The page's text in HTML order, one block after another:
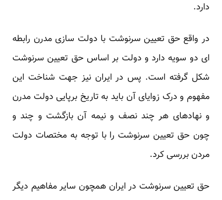
دارد.
در واقع حق تعیین سرنوشت با دولت سازی مدرن رابطه
ای دو سویه دارد و دولت بر اساس حق تعیین سرنوشت
شکل گرفته است. پس در ایران نیز جهت شناخت این
مفهوم و درک زوایای آن باید به تاریخ برپایی دولت مدرن
و نهادهای هر چند نصف و نیمه آن بازگشت و چند و
چون حق تعیین سرنوشت را با توجه به مختصات دولت
مردن بررسی کرد.
حق تعیین سرنوشت در ایران همچون سایر مفاهیم دیگر